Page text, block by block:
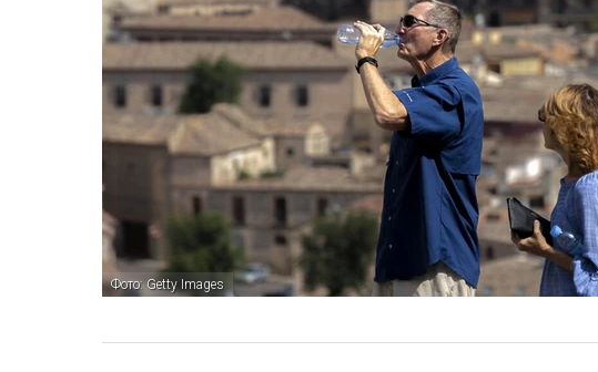
Фото: Getty Images